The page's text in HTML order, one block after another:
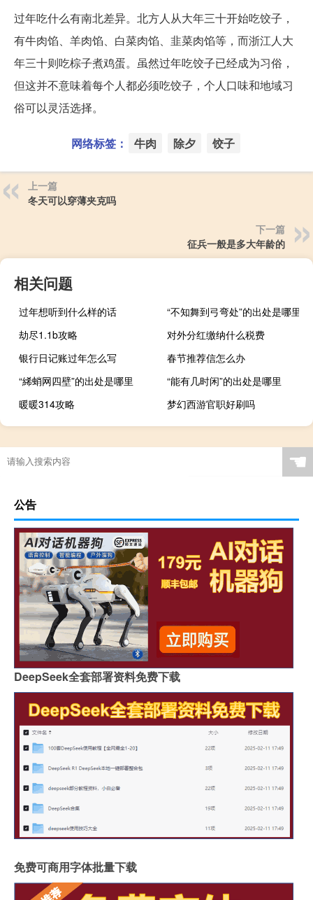
过年吃什么有南北差异。北方人从大年三十开始吃饺子，
有牛肉馅、羊肉馅、白菜肉馅、韭菜肉馅等，而浙江人大
年三十则吃棕子煮鸡蛋。虽然过年吃饺子已经成为习俗，
但这并不意味着每个人都必须吃饺子，个人口味和地域习
俗可以灵活选择。
网络标签： 牛肉 除夕 饺子
上一篇
冬天可以穿薄夹克吗
下一篇
征兵一般是多大年龄的
相关问题
过年想听到什么样的话
“不知舞到弓弯处”的出处是哪里
劫尽1.1b攻略
对外分红缴纳什么税费
银行日记账过年怎么写
春节推荐信怎么办
“絺蛸网四壁”的出处是哪里
“能有几时闲”的出处是哪里
暖暖314攻略
梦幻西游官职好刷吗
☚
公告
DeepSeek全套部署资料免费下载
免费可商用字体批量下载